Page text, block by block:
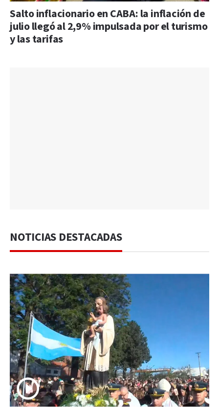
Salto inflacionario en CABA: la inflación de
julio llegó al 2,9% impulsada por el turismo
y las tarifas
NOTICIAS DESTACADAS